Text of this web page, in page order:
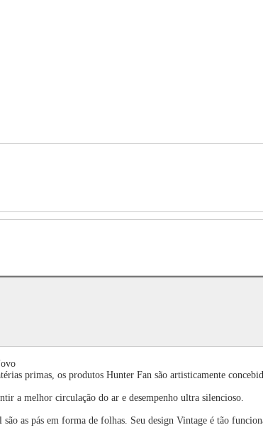
primas, os produtos Hunter Fan são artisticamente
a melhor circulação do ar e desempenho ultra silencioso.
as pás em forma de folhas. Seu design Vintage é tão